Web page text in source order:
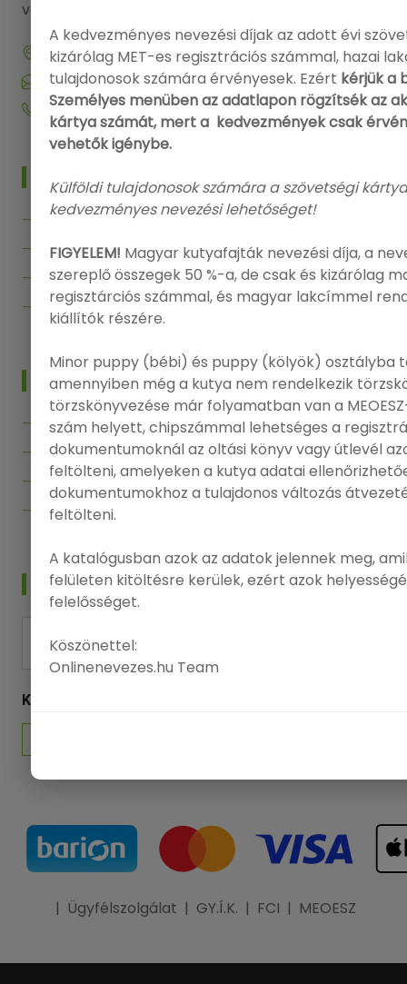
valamelyikén.
9143 Enese, Dózsa György utca 29.
info@onlinenevezes.hu
+36 20 573 5726
MENÜ
Főoldal
Kiállítások
Segítség
Kapcsolat
INFO
Bejelentkezés
Regisztráció
Adatvédelmi politika
Felhasználási feltételek
HÍRLEVÉL
KÖVESSEN MINKET
| Ügyfélszolgálat | GY.Í.K. | FCI | MEOESZ
A kedvezményes nevezési díjak az adott évi
kizárólag MET-es regisztrációs számmal, hazai
tulajdonosok számára érvényesek. Ezért kérjük a
Személyes menüben az adatlapon rögzítsék az
kártya számát, mert a kedvezmények csak
vehetők igénybe.
Külföldi tulajdonosok számára a szövetségi
kedvezményes nevezési lehetőséget!
FIGYELEM! Magyar kutyafajták nevezési díja, a
szereplő összegek 50 %-a, de csak és kizárólag
regisztárciós számmal, és magyar lakcímmel
kiállítók részére.
Minor puppy (bébi) és puppy (kölyök) osztályba
amennyiben még a kutya nem rendelkezik
törzskönyvezése már folyamatban van a
szám helyett, chipszámmal lehetséges a
dokumentumoknál az oltási könyv vagy útlevél
feltölteni, amelyeken a kutya adatai
dokumentumokhoz a tulajdonos változás
feltölteni.
A katalógusban azok az adatok jelennek meg,
felületen kitöltésre kerülek, ezért azok
felelősséget.
Köszönettel:
Onlinenevezes.hu Team